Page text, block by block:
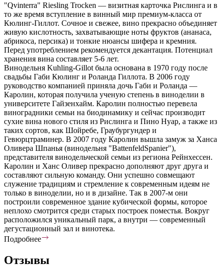
"Qvinterra" Riesling Trocken — визитная карточка Рислинга и в
то же время вступление в винный мир премиум-класса от
Кюлинг-Гиллот. Сочное и свежее, вино прекрасно объединяет
живую кислотность, захватывающие ноты фруктов (ананаса,
абрикоса, персика) и тонкие нюансы шифера и кремния.
Перед употреблением рекомендуется декантация. Потенциал
хранения вина составляет 5-6 лет.
Винодельня Kuhling-Gillot была основана в 1970 году после
свадьбы Габи Кюлинг и Роланда Гиллота. В 2006 году
руководство компанией приняла дочь Габи и Роланда —
Каролин, которая получила ученую степень в виноделии в
университете Гайзенхайм. Каролин полностью перевела
виноградники семьи на биодинамику и сейчас производит
сухие вина нового стиля из Рислинга и Пино Нуар, а также из
таких сортов, как Шойребе, Граубургундер и
Гевюрцтраминер. В 2007 году Каролин вышла замуж за Ханса
Оливера Шпанья (винодельня "BattenfeldSpanier"),
представителя винодельческой семьи из региона Рейнхессен.
Каролин и Ханс Оливер прекрасно дополняют друг друга и
составляют сильную команду. Они успешно совмещают
служение традициям и стремление к современным идеям не
только в виноделии, но и в дизайне. Так в 2007-м они
построили современное здание кубической формы, которое
неплохо смотрится среди старых построек поместья. Вокруг
расположился уникальный парк, а внутри — современный
дегустационный зал и винотека.
Подробнее
Отзывы